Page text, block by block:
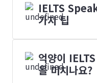
IELTS
가지 팁
억양이
을 미치나요?